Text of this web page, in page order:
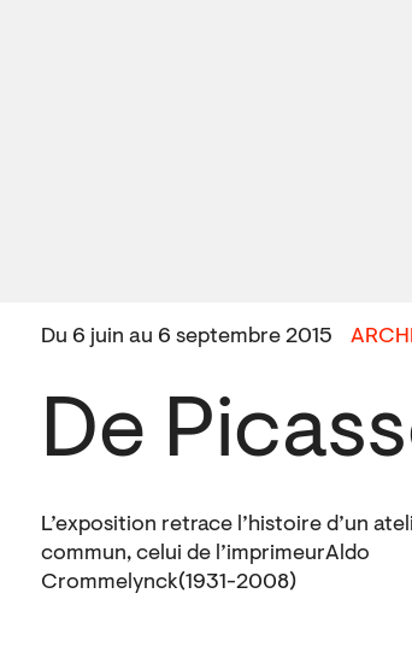
Du 6 juin au 6 septembre 2015
De
L’exposition retrace l’histoire d’un
commun, celui de l’imprimeur Aldo
Crommelynck (1931-2008)